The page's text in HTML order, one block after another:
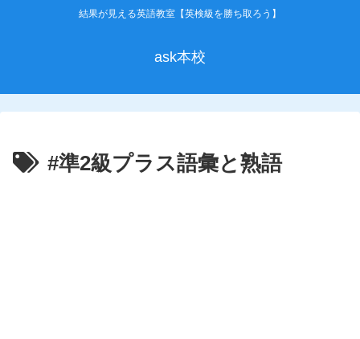
結果が見える英語教室【英検級を勝ち取ろう】
ask本校
#準2級プラス語彙と熟語